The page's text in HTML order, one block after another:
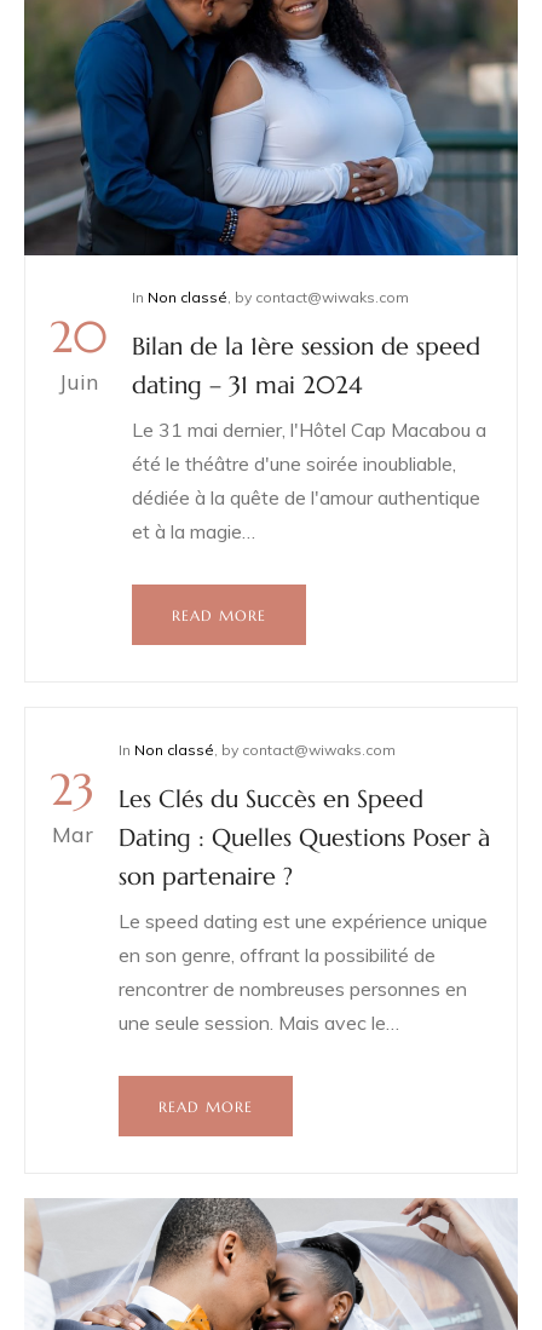
20
Juin
In Non classé by contact@wiwaks.com
Bilan de la 1ère session de speed
dating – 31 mai 2024
Le 31 mai dernier, l'Hôtel Cap Macabou a
été le théâtre d'une soirée inoubliable,
dédiée à la quête de l'amour authentique
et à la magie…
READ MORE
23
Mar
In Non classé, by contact@wiwaks.com
Les Clés du Succès en Speed
Dating : Quelles Questions Poser à
son partenaire ?
Le speed dating est une expérience unique
en son genre, offrant la possibilité de
rencontrer de nombreuses personnes en
une seule session. Mais avec le…
READ MORE